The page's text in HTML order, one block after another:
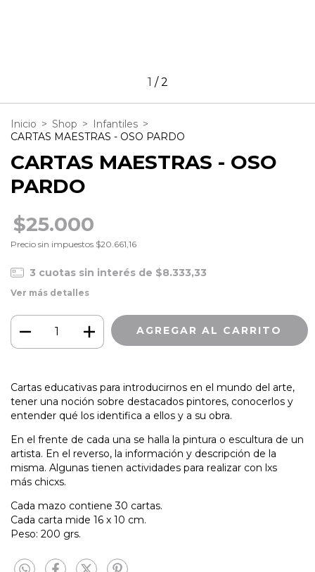
1 /2
Inicio > Shop > Infantiles >
CARTAS MAESTRAS - OSO PARDO
CARTAS MAESTRAS - OSO
PARDO
$25.000
Precio sin impuestos $20.661,16
3 cuotas sin interés de $8.333,33
Ver más detalles
Cartas educativas para introducirnos en el mundo del arte,
tener una noción sobre destacados pintores, conocerlos y
entender qué los identifica a ellos y a su obra.
En el frente de cada una se halla la pintura o escultura de un
artista. En el reverso, la información y descripción de la
misma. Algunas tienen actividades para realizar con lxs
más chicxs.
Cada mazo contiene 30 cartas.
Cada carta mide 16 x 10 cm.
Peso: 200 grs.